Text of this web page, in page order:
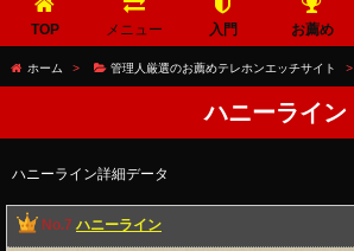
TOP メニュー 入門 お薦め
ホーム > 管理人厳選のお薦めテレホンエッチサイト >
ハニーライン
ハニーライン詳細データ
No.7 ハニーライン